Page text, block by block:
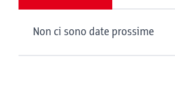
Non ci sono date prossime